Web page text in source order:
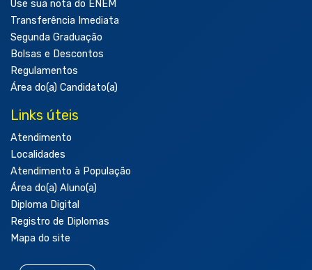
Use sua nota do ENEM
Transferência Imediata
Segunda Graduação
Bolsas e Descontos
Regulamentos
Área do(a) Candidato(a)
Links úteis
Atendimento
Localidades
Atendimento à População
Área do(a) Aluno(a)
Diploma Digital
Registro de Diplomas
Mapa do site